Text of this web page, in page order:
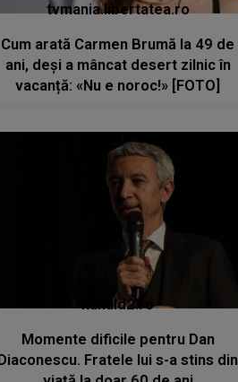
tvmania.libertatea.ro
Cum arată Carmen Brumă la 49 de
ani, deși a mâncat desert zilnic în
vacanță: «Nu e noroc!» [FOTO]
kanald2.ro
Momente dificile pentru Dan
Fratele lui s-a stins din